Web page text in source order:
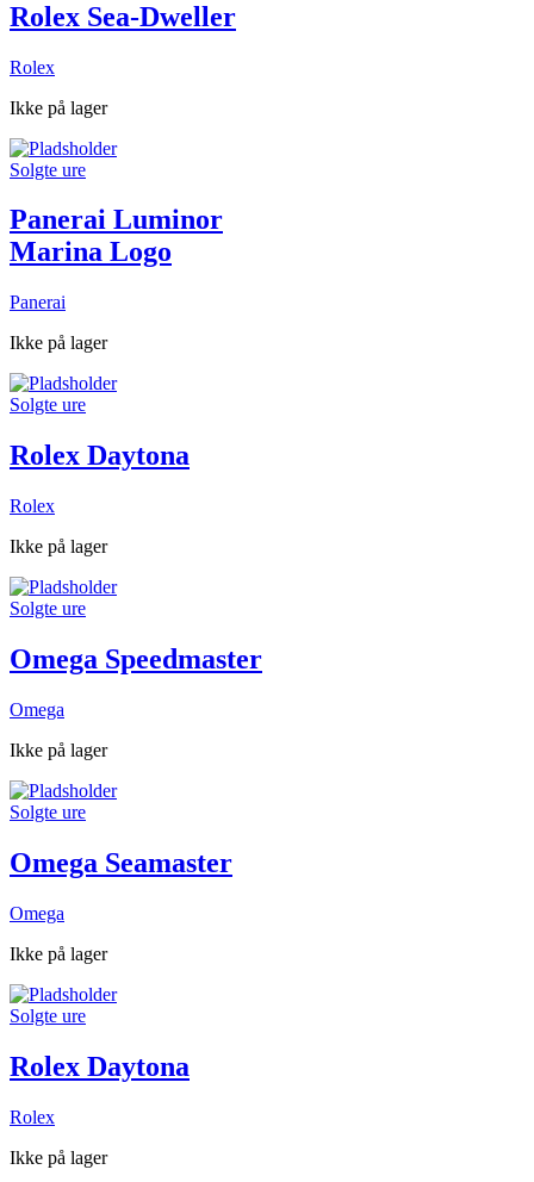
Rolex Sea-Dweller
Rolex
Ikke på lager
Solgte ure
Panerai Luminor
Marina Logo
Panerai
Ikke på lager
Solgte ure
Rolex Daytona
Rolex
Ikke på lager
Solgte ure
Omega Speedmaster
Omega
Ikke på lager
Solgte ure
Omega Seamaster
Omega
Ikke på lager
Solgte ure
Rolex Daytona
Rolex
Ikke på lager